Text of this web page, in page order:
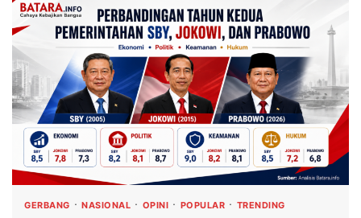
GERBANG NASIONAL OPINI POPULAR TRENDING